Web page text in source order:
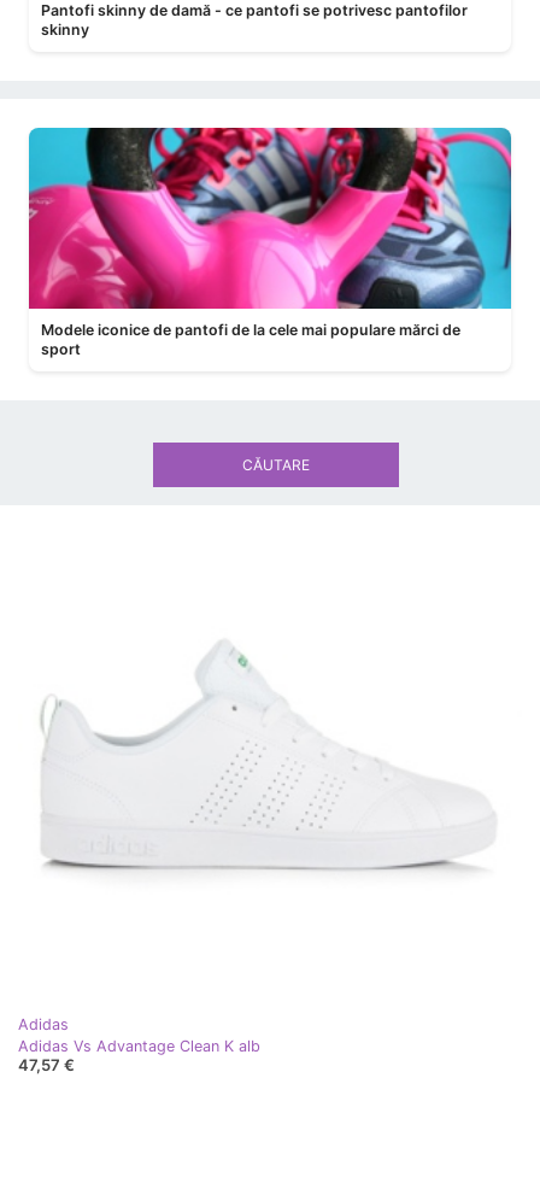
Pantofi skinny de damă - ce pantofi se potrivesc pantofilor
skinny
Modele iconice de pantofi de la cele mai populare mărci de
sport
Adidas
Adidas Vs Advantage Clean K alb
47,57 €
CĂUTARE